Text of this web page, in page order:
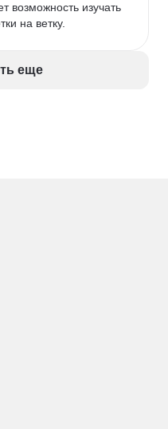
возможность изучать
на ветку.
еще